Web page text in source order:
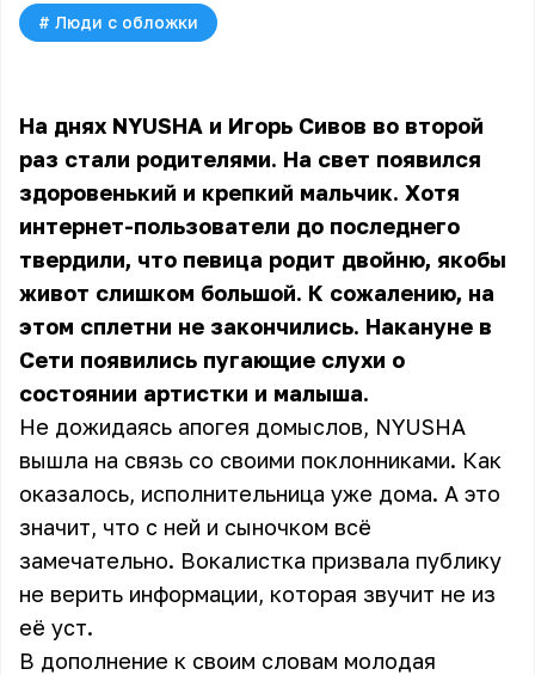
# Люди с обложки
На днях NYUSHA и Игорь Сивов во второй
раз стали родителями. На свет появился
здоровенький и крепкий мальчик. Хотя
интернет-пользователи до последнего
твердили, что певица родит двойню, якобы
живот слишком большой. К сожалению, на
этом сплетни не закончились. Накануне в
Сети появились пугающие слухи о
состоянии артистки и малыша.
Не дожидаясь апогея домыслов, NYUSHA
вышла на связь со своими поклонниками. Как
оказалось, исполнительница уже дома. А это
значит, что с ней и сыночком всё
замечательно. Вокалистка призвала публику
не верить информации, которая звучит не из
её уст.
В дополнение к своим словам молодая